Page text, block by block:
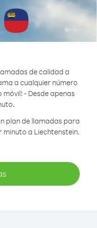
de calidad a
a cualquier número
- Desde apenas
plan de llamadas para
a Liechtenstein.